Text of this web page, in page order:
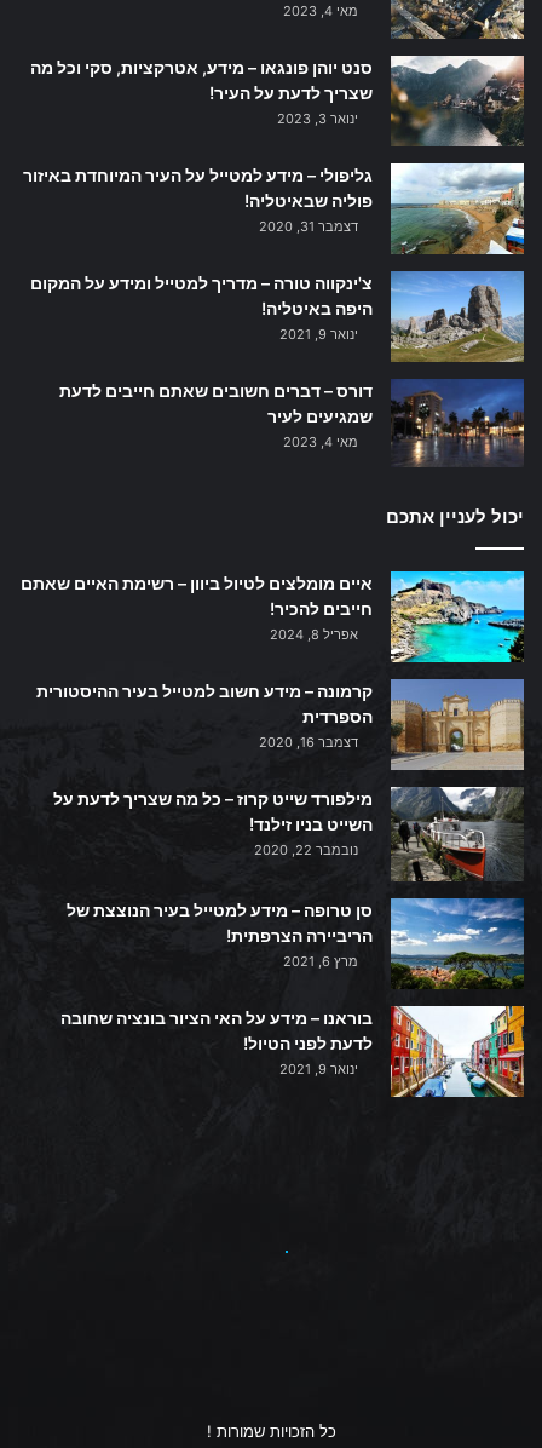
מאי 4, 2023
סנט יוהן פונגאו – מידע, אטרקציות, סקי וכל מה
שצריך לדעת על העיר!
ינואר 3, 2023
גליפולי – מידע למטייל על העיר המיוחדת באיזור
פוליה שבאיטליה!
דצמבר 31, 2020
צ'ינקווה טורה – מדריך למטייל ומידע על המקום
היפה באיטליה!
ינואר 9, 2021
דורס – דברים חשובים שאתם חייבים לדעת
שמגיעים לעיר
מאי 4, 2023
יכול לעניין אתכם
איים מומלצים לטיול ביוון – רשימת האיים שאתם
חייבים להכיר!
אפריל 8, 2024
קרמונה – מידע חשוב למטייל בעיר ההיסטורית
הספרדית
דצמבר 16, 2020
מילפורד שייט קרוז – כל מה שצריך לדעת על
השייט בניו זילנד!
נובמבר 22, 2020
סן טרופה – מידע למטייל בעיר הנוצצת של
הריביירה הצרפתית!
מרץ 6, 2021
בוראנו – מידע על האי הציור בונציה שחובה
לדעת לפני הטיול!
ינואר 9, 2021
כל הזכויות שמורות !